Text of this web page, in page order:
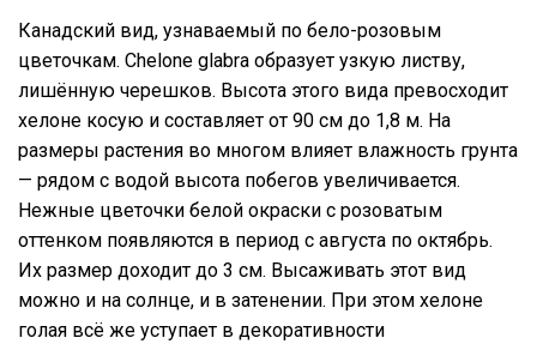
Канадский вид, узнаваемый по бело-розовым
цветочкам. Chelone glabra образует узкую листву,
лишённую черешков. Высота этого вида превосходит
хелоне косую и составляет от 90 см до 1,8 м. На
размеры растения во многом влияет влажность грунта
— рядом с водой высота побегов увеличивается.
Нежные цветочки белой окраски с розоватым
оттенком появляются в период с августа по октябрь.
Их размер доходит до 3 см. Высаживать этот вид
можно и на солнце, и в затенении. При этом хелоне
голая всё же уступает в декоративности